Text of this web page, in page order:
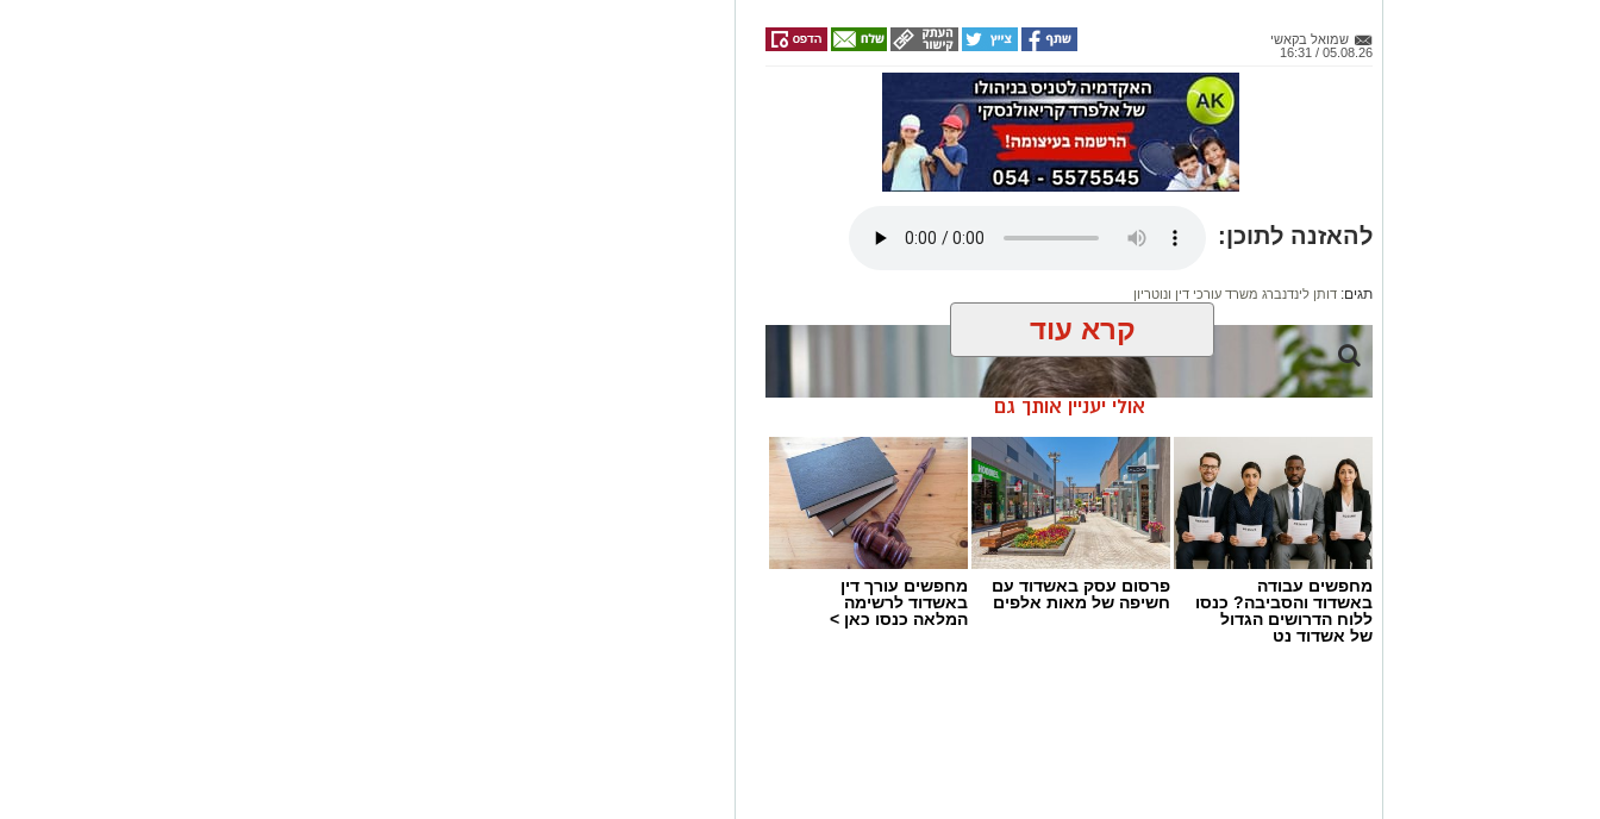
שמואל בקאשי
05.08.26 / 16:31
להאזנה לתוכן:
תגים: דותן לינדנברג משרד עורכי דין ונוטריון
קרא עוד
אולי יעניין אותך גם
מחפשים עבודה
באשדוד והסביבה? כנסו
ללוח הדרושים הגדול
של אשדוד נט
פרסום עסק באשדוד עם
חשיפה של מאות אלפים
מחפשים עורך דין
באשדוד לרשימה
המלאה כנסו כאן >